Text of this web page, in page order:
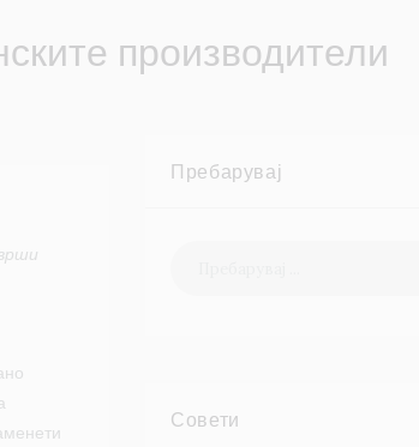
производители
Пребарувај
Совети